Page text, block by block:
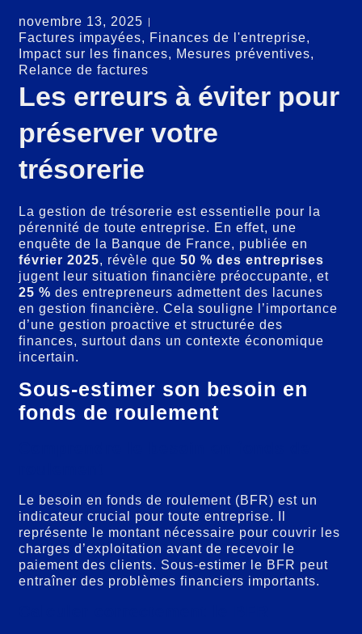
novembre 13, 2025
Factures impayées, Finances de l'entreprise,
Impact sur les finances, Mesures préventives,
Relance de factures
Les erreurs à éviter pour
préserver votre
trésorerie
La gestion de trésorerie est essentielle pour la
pérennité de toute entreprise. En effet, une
enquête de la Banque de France, publiée en
février 2025, révèle que50 % des entreprises
jugent leur situation financière préoccupante, et
25 % des entrepreneurs admettent des lacunes
en gestion financière. Cela souligne l’importance
d’une gestion proactive et structurée des
finances, surtout dans un contexte économique
incertain.
Sous-estimer son besoin en
fonds de roulement
Le besoin en fonds de roulement (BFR) est un
indicateur crucial pour toute entreprise. Il
représente le montant nécessaire pour couvrir les
charges d’exploitation avant de recevoir le
paiement des clients. Sous-estimer le BFR peut
entraîner des problèmes financiers importants.